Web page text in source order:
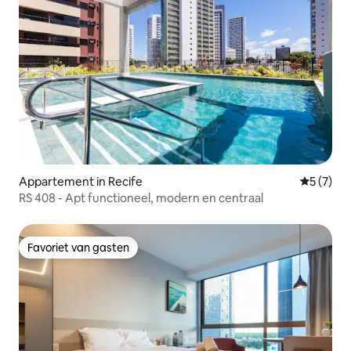
Appartement in Recife
5 (7)
RS 408 - Apt functioneel, modern en centraal
Favoriet van gasten
Favoriet van gasten